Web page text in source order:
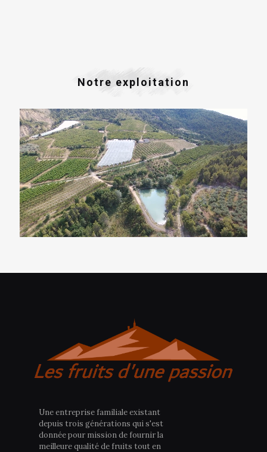
Notre exploitation
Une entreprise familiale existant
depuis trois générations qui s'est
donnée pour mission de fournir la
meilleure qualité de fruits tout en